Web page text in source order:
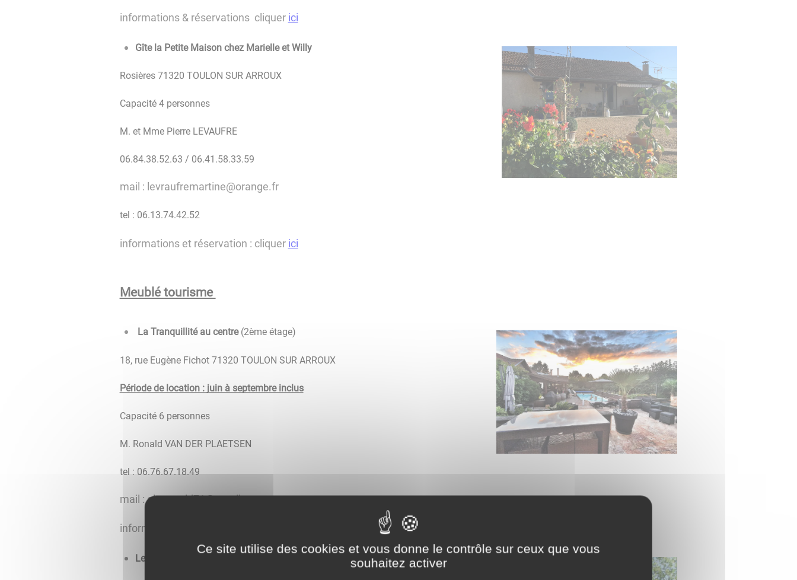
informations & réservations cliquer ici
Gîte la Petite Maison chez Marielle et Willy
Rosières 71320 TOULON SUR ARROUX
Capacité 4 personnes
M. et Mme Pierre LEVAUFRE
06.84.38.52.63 / 06.41.58.33.59
mail : levraufremartine@orange.fr
tel : 06.13.74.42.52
informations et réservation : cliquer ici
Meublé tourisme
La Tranquillité au centre (2ème étage)
18, rue Eugène Fichot 71320 TOULON SUR ARROUX
Période de location : juin à septembre inclus
Capacité 6 personnes
M. Ronald VAN DER PLAETSEN
tel : 06.76.67.18.49
mail : els.ronald71@gmail.com
informations et réservation : cliquer
Le Chalet de l’Arroux
Ce site utilise des cookies et vous donne le contrôle sur ceux que vous
souhaitez activer